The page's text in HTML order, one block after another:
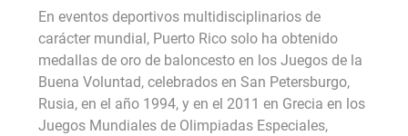
En eventos deportivos multidisciplinarios de
carácter mundial, Puerto Rico solo ha obtenido
medallas de oro de baloncesto en los Juegos de la
Buena Voluntad, celebrados en San Petersburgo,
Rusia, en el año 1994, y en el 2011 en Grecia en los
Juegos Mundiales de Olimpiadas Especiales,